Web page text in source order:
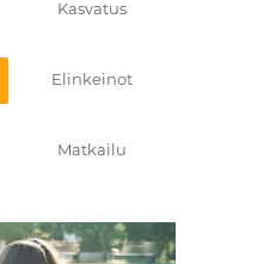
Kasvatus
Elinkeinot
Matkailu